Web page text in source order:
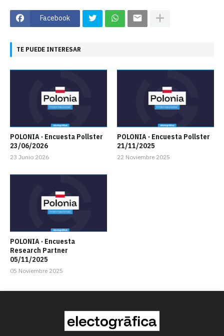
Facebook
TE PUEDE INTERESAR
POLONIA · Encuesta Pollster
23/06/2026
23 Junio 2026
POLONIA · Encuesta Pollster
21/11/2025
22 Noviembre 2025
POLONIA · Encuesta
Research Partner
05/11/2025
05 Noviembre 2025